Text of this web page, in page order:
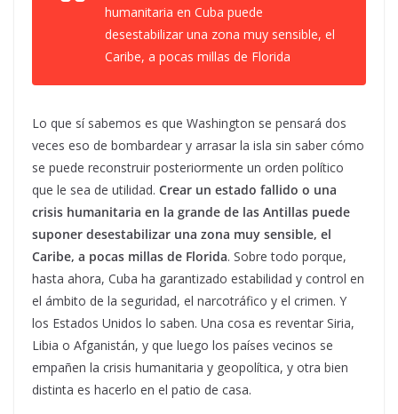
humanitaria en Cuba puede
desestabilizar una zona muy sensible, el
Caribe, a pocas millas de Florida
Lo que sí sabemos es que Washington se pensará dos
veces eso de bombardear y arrasar la isla sin saber cómo
se puede reconstruir posteriormente un orden político
que le sea de utilidad. Crear un estado fallido o una
crisis humanitaria en la grande de las Antillas puede
suponer desestabilizar una zona muy sensible, el
Caribe, a pocas millas de Florida. Sobre todo porque,
hasta ahora, Cuba ha garantizado estabilidad y control en
el ámbito de la seguridad, el narcotráfico y el crimen. Y
los Estados Unidos lo saben. Una cosa es reventar Siria,
Libia o Afganistán, y que luego los países vecinos se
empañen la crisis humanitaria y geopolítica, y otra bien
distinta es hacerlo en el patio de casa.